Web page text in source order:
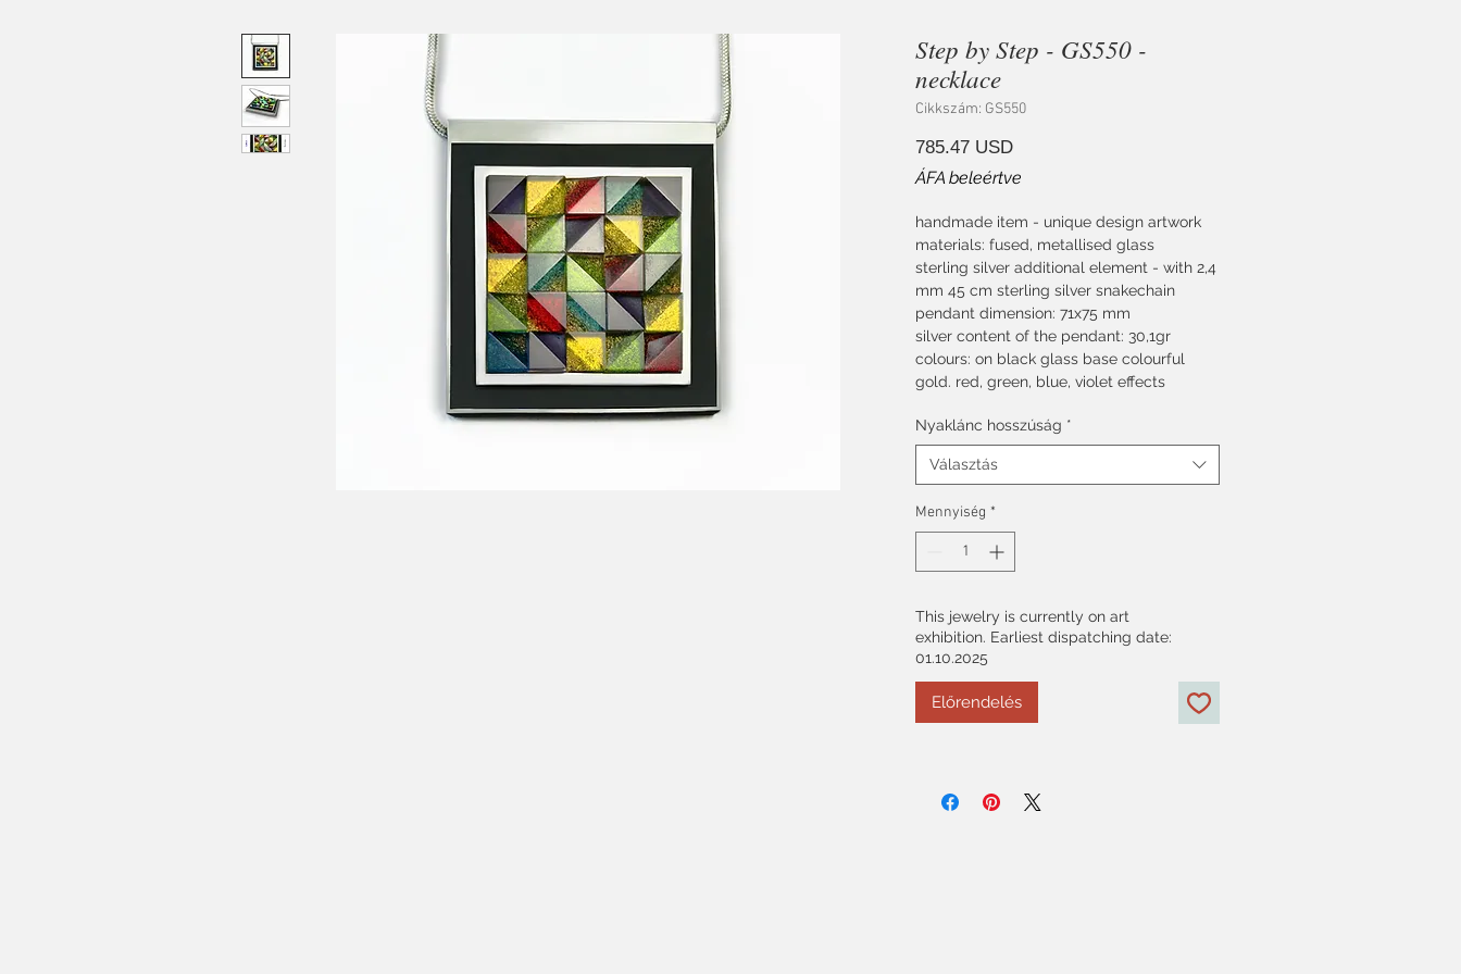
Step by Step - GS550 -
necklace
Cikkszám: GS550
785.47 USDÁr
ÁFA beleértve
handmade item - unique design artwork
materials: fused, metallised glass
sterling silver additional element - with 2,4
mm 45 cm sterling silver snakechain
pendant dimension: 71x75 mm
silver content of the pendant: 30,1gr
colours: on black glass base colourful
gold. red, green, blue, violet effects
Nyaklánc hosszúság *
Választás
Mennyiség *
This jewelry is currently on art
exhibition. Earliest dispatching date:
01.10.2025
Előrendelés